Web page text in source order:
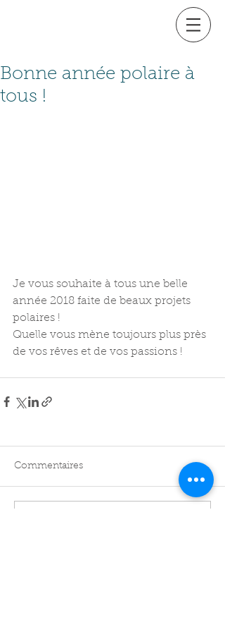
Bonne année polaire à
tous !
Je vous souhaite à tous une belle
année 2018 faite de beaux projets
polaires !
Quelle vous mène toujours plus près
de vos rêves et de vos passions !
Commentaires